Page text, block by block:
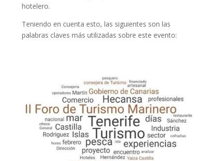
hotelero.
Teniendo en cuenta esto, las siguientes son las
palabras claves más utilizadas sobre este evento: